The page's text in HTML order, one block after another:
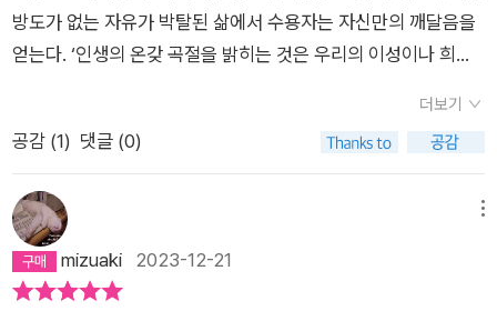
뒤에는 그들을 뒷받침하는 소비에트의 법률과 재판 제도가 있었
다. 솔제니찐은 『러시아 일보』 사건, 산업당 사건 등 유명한 재판
과정을 항해에 빗대어 설명한다. 그 과정조차도 얼마나 열악하고
비인간적이었는지, 호송이라기보다는 죽음으로의 한 단계라고
하는 편이 옳을 정도였다. 죄수들은 배(실제로는 철도 차량)를 타
고 3~5개의 대규모 항구(중계 형무소) 또는 소규모 항구(중계
수용 지점)를 거쳐 수용소에 도착하게 된다. 제3부 (3~4권) 드
디어 본격적으로 소련 수용소의 실상을 다룬다. 솔제니찐과 다른
족적 환경이나 사회적 환경보다 강렬하게 인간의 성격을 짓이겨
서 바꿔버린다. 군도의 기후는 설사 그 섬이 남쪽 바다 한가운데
고 나머지가 여름인 것이다. 공기 자체가 살갗을 찌르듯 언제나
매섭다. 제끄들은 흔히 군도를 이런 식으로 정의한다. ‘안 가본 사
람은 반드시 가게 될 것이고 갔던 사람은 평생 잊지 못할 곳.’이라
고, 그런 환경 속에 사는 민족으로서의 제끄(군도의 죄수)들이 가
장 높이 평가하고 가장 중요한 것으로 인정하는 것은 배급 빵이
며, 그 다음이 담배라는데...... 제4권에서도 제3권과 같이 수용소
마음속이라는 것이다. 이 경계선은 이동하고 있고, 세월이 흘러감
에 따라 우리들 마음속에서 요동치고 있다. 악을 가진 마음속에도
선은 작은 공간을 차지하고 있고, 아무리 선량한 마음속에도 근절
되지 않는 악의 한구석이 있기 때문이다. 그때부터 나는 세계의
군도 4> 中
방도가 없는 자유가 박탈된 삶에서 수용자는 자신만의 깨달음을
얻는다. ‘인생의 온갖 곡절을 밝히는 것은 우리의 이성이나 희망
야 그 의미를 알게 되겠지.‘ 396쪽 ‘형무소의 썩은 짚단 위에 누
워 있을 때, 나는 나 자신의 마음속에서 최초의 선의 태동을 느꼈
다. 차츰 나에게 분명해진 것은 선악을 가르는 경계선이 지나가고
있는 곳은 국가 간도, 계급 간도, 정당 간도 아니고, 각 인간의 마
음속, 모든 인간의 마음속이라는 것이다.‘ 397쪽
더보기
공감 (1) 댓글 (0)
mizuaki 2023-12-21